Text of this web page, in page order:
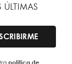
ÚLTIMAS
política de